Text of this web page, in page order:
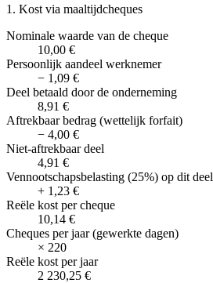
1. Kost via maaltijdcheques
Nominale waarde van de cheque
10,00 €
Persoonlijk aandeel werknemer
− 1,09 €
Deel betaald door de onderneming
8,91 €
Aftrekbaar bedrag (wettelijk forfait)
− 4,00 €
Niet-aftrekbaar deel
4,91 €
Vennootschapsbelasting (25%) op dit deel
+ 1,23 €
Reële kost per cheque
10,14 €
Cheques per jaar (gewerkte dagen)
× 220
Reële kost per jaar
2 230,25 €